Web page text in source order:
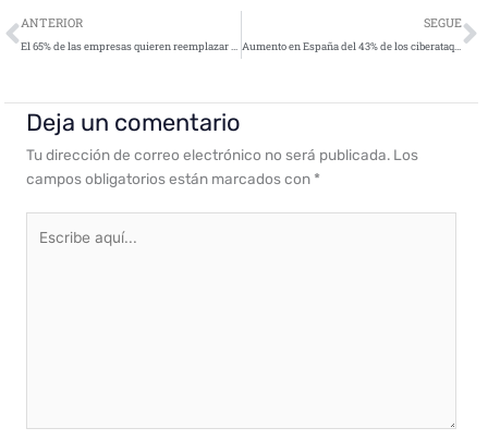
Ant
ANTERIOR
El 65% de las empresas quieren reemplazar sus VPN por zero trust en 2025
SEGUE
Aumento en España del 43% de los ciberataques a infraestructuras esenciales en 2024
Deja un comentario
Tu dirección de correo electrónico no será publicada. Los
campos obligatorios están marcados con *
aquí...